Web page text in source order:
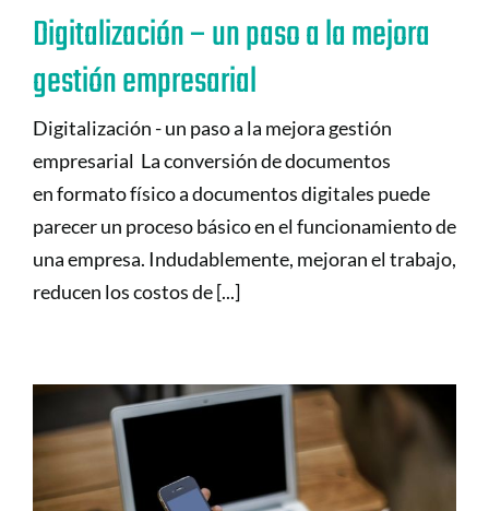
Digitalización – un paso a la mejora
gestión empresarial
Digitalización - un paso a la mejora gestión
empresarial La conversión de documentos
en formato físico a documentos digitales puede
parecer un proceso básico en el funcionamiento de
una empresa. Indudablemente, mejoran el trabajo,
reducen los costos de [...]